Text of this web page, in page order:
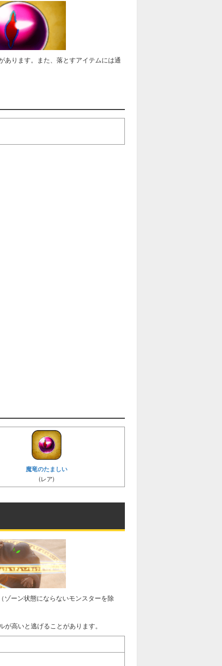
あります。また、落とすアイテムには通
魔竜のたましい
(レア)
ゾーン状態にならないモンスターを除
高いと逃げることがあります。